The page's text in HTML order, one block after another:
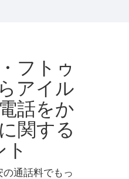
フトゥ
アイル
話をか
関する
ト
通話料でもっ